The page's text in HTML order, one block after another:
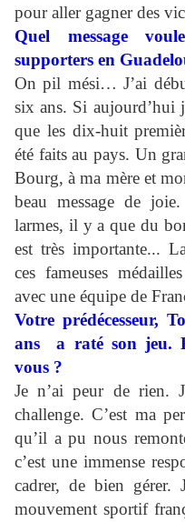
pour aller gagner des
Quel message
supporters en
On pil mési… J’ai
six ans. Si aujourd’hui
que les dix-huit
été faits au pays. Un
Bourg, à ma mère et
beau message de
larmes, il y a que du
est très importante...
ces fameuses
avec une équipe de
Votre prédécesseur,
ans a raté son jeu.
vous ?
Je n’ai peur de rien.
challenge. C’est ma
qu’il a pu nous
c’est une immense
cadrer, de bien gérer.
mouvement sportif